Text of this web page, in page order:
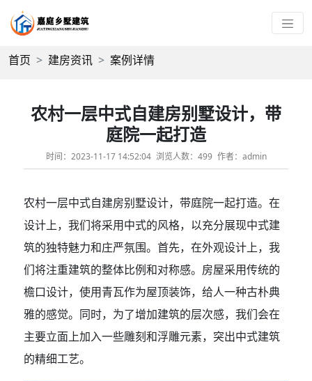
首页 建房资讯 案例详情
农村一层中式自建房别墅设计，带
庭院一起打造
时间：2023-11-17 14:52:04 浏览人数：499 作者：admin
农村一层中式自建房别墅设计，带庭院一起打造。在
设计上，我们将采用中式的风格，以充分展现中式建
筑的独特魅力和庄严氛围。首先，在外观设计上，我
们将注重建筑的整体比例和对称感。房屋采用传统的
檐口设计，使用青瓦作为屋顶装饰，给人一种古朴典
雅的感觉。同时，为了增加建筑的层次感，我们会在
主要立面上加入一些雕刻和浮雕元素，突出中式建筑
的精细工艺。